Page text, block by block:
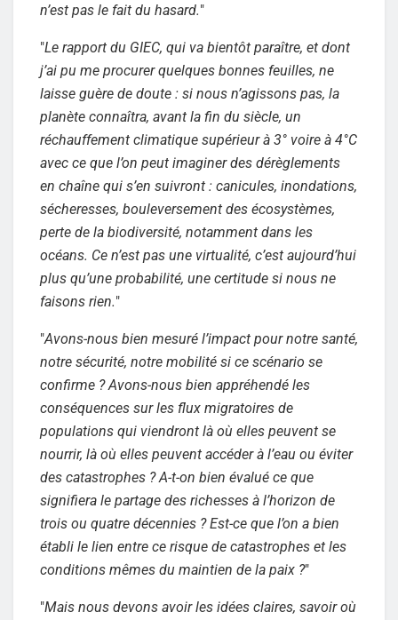
n’est pas le fait du hasard."
"Le rapport du GIEC, qui va bientôt paraître, et dont
j’ai pu me procurer quelques bonnes feuilles, ne
laisse guère de doute : si nous n’agissons pas, la
planète connaîtra, avant la fin du siècle, un
réchauffement climatique supérieur à 3° voire à 4°C
avec ce que l’on peut imaginer des dérèglements
en chaîne qui s’en suivront : canicules, inondations,
sécheresses, bouleversement des écosystèmes,
perte de la biodiversité, notamment dans les
océans. Ce n’est pas une virtualité, c’est aujourd’hui
plus qu’une probabilité, une certitude si nous ne
faisons rien."
"Avons-nous bien mesuré l’impact pour notre santé,
notre sécurité, notre mobilité si ce scénario se
confirme ? Avons-nous bien appréhendé les
conséquences sur les flux migratoires de
populations qui viendront là où elles peuvent se
nourrir, là où elles peuvent accéder à l’eau ou éviter
des catastrophes ? A-t-on bien évalué ce que
signifiera le partage des richesses à l’horizon de
trois ou quatre décennies ? Est-ce que l’on a bien
établi le lien entre ce risque de catastrophes et les
conditions mêmes du maintien de la paix ?"
"Mais nous devons avoir les idées claires, savoir où